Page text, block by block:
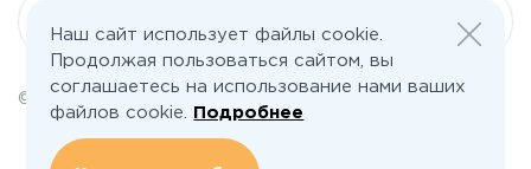
© 2026 Все права защищены | poselkino.ru
ИП Маслов Дмитрий Валерьевич
ИНН 503406273833
Наш сайт использует файлы cookie.
Продолжая пользоваться сайтом, вы
соглашаетесь на использование нами ваших
файлов cookie.
Подробнее